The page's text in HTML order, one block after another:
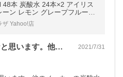
48本 炭酸水 24本×2 アイリス
ン レモン グレープフルーツ
スパーク
ザ Yahoo!店
炭酸も少しきつめかなと思います。他のメ… 2021/7/31